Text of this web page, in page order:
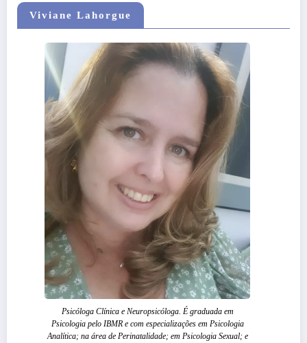
Viviane Lahorgue
Psicóloga Clínica e Neuropsicóloga. É graduada em
Psicologia pelo IBMR e com especializações em Psicologia
Analítica; na área de Perinatalidade; em Psicologia Sexual; e